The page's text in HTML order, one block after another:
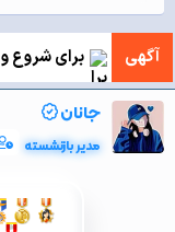
ن
د
ه
م
و
ی
خ
ش
ر
و
ع
آگهی برای شروع
جانان
مدیر بازنشسته